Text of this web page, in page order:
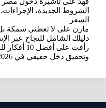
الشروط الجديدة،
السفر
مازن على لا تعطني سمكة
دليلك الشامل للنجاح عبر
رأفت على
أفضل 10
وتحقيق دخل حقيقي في 2026